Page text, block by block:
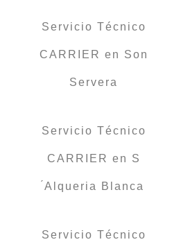
Servicio Técnico
CARRIER en Son
Servera
Servicio Técnico
CARRIER en S
́Alqueria Blanca
Servicio Técnico